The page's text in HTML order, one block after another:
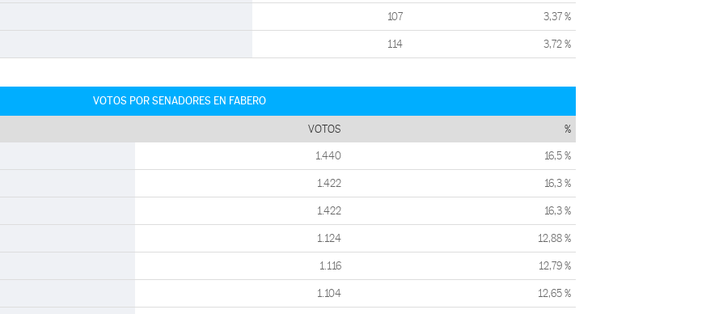
107 3,37 %
114 3,72 %
VOTOS POR SENADORES EN FABERO
VOTOS %
1.440 16,5 %
1.422 16,3 %
1.422 16,3 %
1.124 12,88 %
1.116 12,79 %
1.104 12,65 %